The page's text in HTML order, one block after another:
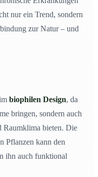
nur ein Trend, sondern
zur Natur – und
biophilen Design, da
bringen, sondern auch
Raumklima bieten. Die
Pflanzen kann den
ihn auch funktional